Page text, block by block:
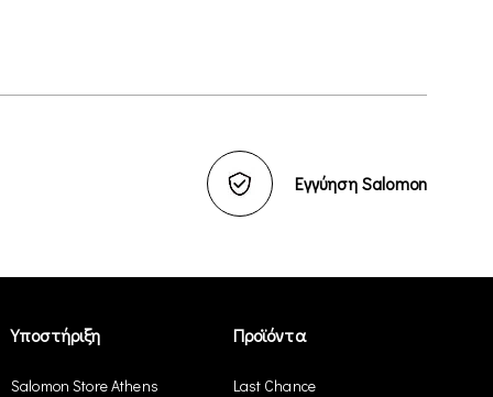
Εγγύηση Salomon
Υποστήριξη
Salomon Store Athens
Προϊόντα
Last Chance